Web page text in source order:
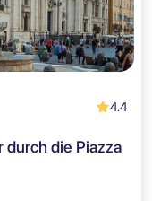
4.4
durch die Piazza